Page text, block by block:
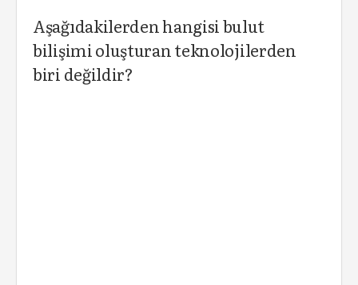
Aşağıdakilerden hangisi bulut
bilişimi oluşturan teknolojilerden
biri değildir?